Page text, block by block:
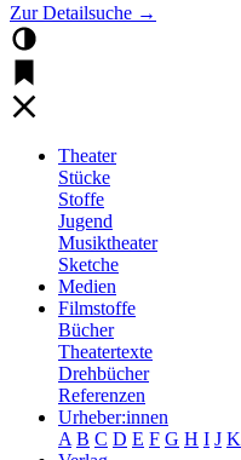
Zur Detailsuche →
Theater
Stücke
Stoffe
Jugend
Musiktheater
Sketche
Medien
Filmstoffe
Bücher
Theatertexte
Drehbücher
Referenzen
Urheber:innen
A B C D E F G H I J K